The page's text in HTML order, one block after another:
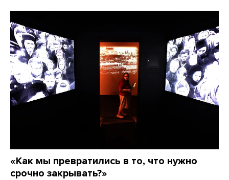
«Как мы превратились в то, что нужно
срочно закрывать?»